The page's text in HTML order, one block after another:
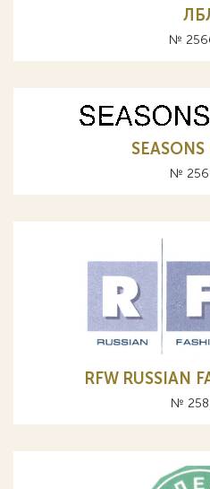
№
№
RFW RUSSIAN
№